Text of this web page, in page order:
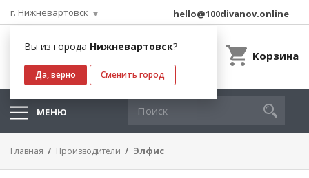
г. Нижневартовск
Вы из города Нижневартовск?
Да, верно Сменить город
hello@100divanov.online
Корзина
МЕНЮ
Главная Производители Элфис